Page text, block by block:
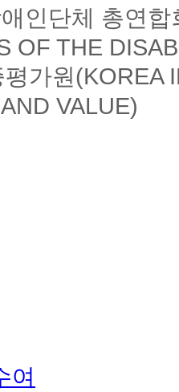
인단체 총연
OF THE
가원(KOREA
VALUE)
여